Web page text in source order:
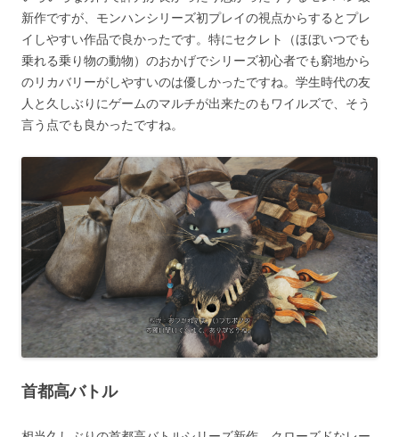
新作ですが、モンハンシリーズ初プレイの視点からするとプレ
イしやすい作品で良かったです。特にセクレト（ほぼいつでも
乗れる乗り物の動物）のおかげでシリーズ初心者でも窮地から
のリカバリーがしやすいのは優しかったですね。学生時代の友
人と久しぶりにゲームのマルチが出来たのもワイルズで、そう
言う点でも良かったですね。
首都高バトル